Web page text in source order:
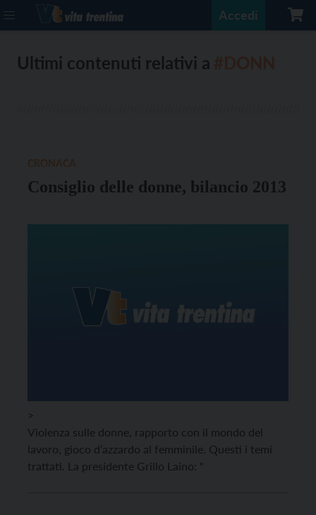
Accedi
Ultimi contenuti relativi a
Consiglio delle donne, bilancio 2013
>
Violenza sulle donne, rapporto con il mondo del
lavoro, gioco d’azzardo al femminile. Questi i temi
trattati. La presidente Grillo Laino: "